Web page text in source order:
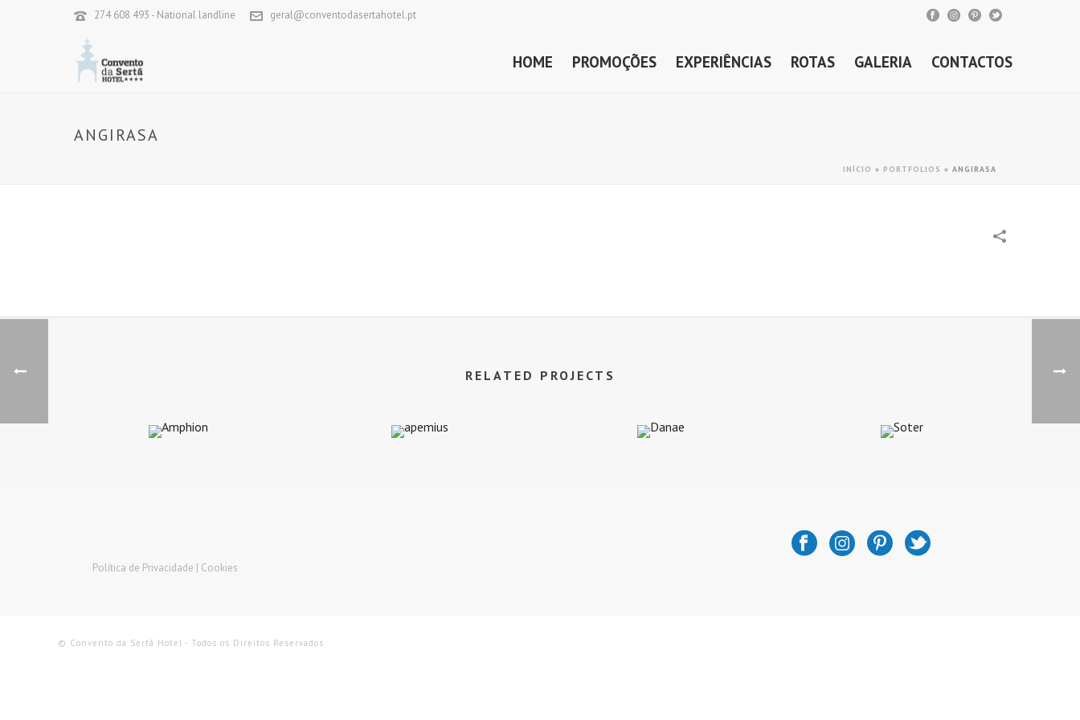
274 608 493 - National landline geral@conventodasertahotel.pt
HOME PROMOÇÕES EXPERIÊNCIAS ROTAS GALERIA CONTACTOS
ANGIRASA
INÍCIO » PORTFOLIOS » ANGIRASA
RELATED PROJECTS
Política de Privacidade | Cookies
© Convento da Sertã Hotel - Todos os Direitos Reservados